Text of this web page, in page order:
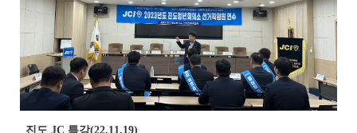
진도 JC 특강(22.11.19)